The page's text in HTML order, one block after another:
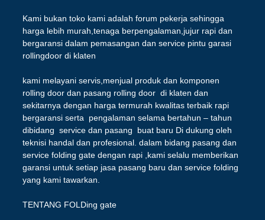
Kami bukan toko kami adalah forum pekerja sehingga
harga lebih murah,tenaga berpengalaman,jujur rapi dan
bergaransi dalam pemasangan dan service pintu garasi
rollingdoor di klaten
kami melayani servis,menjual produk dan komponen
rolling door dan pasang rolling door di klaten dan
sekitarnya dengan harga termurah kwalitas terbaik rapi
bergaransi serta pengalaman selama bertahun – tahun
dibidang service dan pasang buat baru Di dukung oleh
teknisi handal dan profesional. dalam bidang pasang dan
service folding gate dengan rapi ,kami selalu memberikan
garansi untuk setiap jasa pasang baru dan service folding
yang kami tawarkan.
TENTANG FOLDing gate